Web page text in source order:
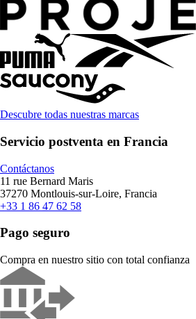
Descubre todas nuestras marcas
Servicio postventa en Francia
Contáctanos
11 rue Bernard Maris
37270 Montlouis-sur-Loire, Francia
+33 1 86 47 62 58
Pago seguro
Compra en nuestro sitio con total confianza